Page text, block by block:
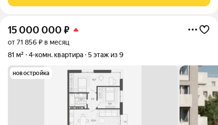
15 000 000 ₽
от 71 856 ₽ в месяц
81 м²
4-комн. квартира 5 этаж из 9
новостройка